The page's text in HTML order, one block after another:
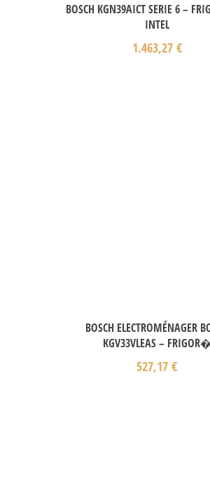
BOSCH KGN39AICT SERIE 6 –
INTEL
1.463,27 €
BOSCH ELECTROMÉNAGER
KGV33VLEAS – FRIGOR�
527,17 €